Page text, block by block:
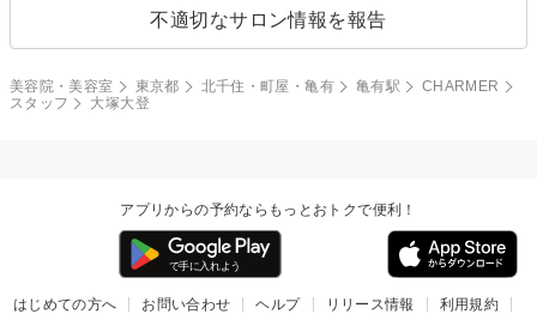
不適切なサロン情報を報告
美容院・美容室 東京都 北千住・町屋・亀有 亀有駅
CHARMER
スタッフ
大塚大登
アプリからの予約ならもっとおトクで便利！
はじめての方へ お問い合わせ ヘルプ リリース情報
利用規約